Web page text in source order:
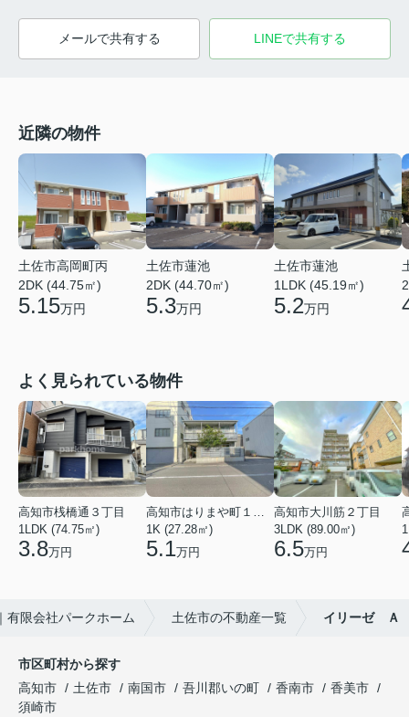
メールで共有する LINEで共有する
近隣の物件
土佐市高岡町丙
2DK (44.75㎡)
5.15万円
土佐市蓮池
2DK (44.70㎡)
5.3万円
土佐市蓮池
1LDK (45.19㎡)
5.2万円
よく見られている物件
高知市桟橋通３丁目
1LDK (74.75㎡)
3.8万円
高知市はりまや町１丁目
1K (27.28㎡)
5.1万円
高知市大川筋２丁目
3LDK (89.00㎡)
6.5万円
有限会社パークホーム 土佐市の不動産一覧 イリーゼ Ａ
市区町村から探す
高知市
土佐市 南国市 吾川郡いの町 香南市
香美市
須崎市